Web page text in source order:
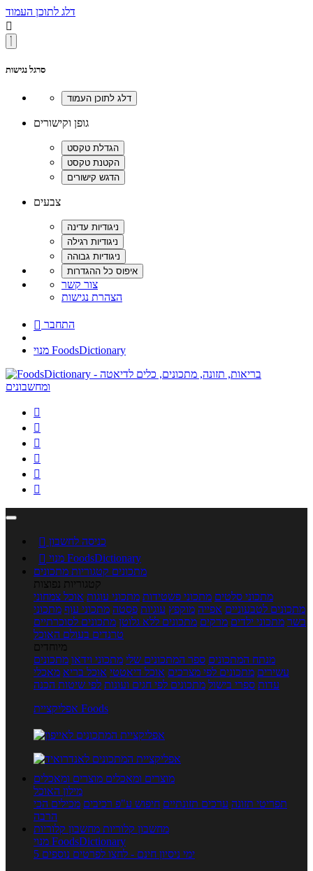
דלג לתוכן העמוד

סרגל נגישות
גופן וקישורים
צבעים
צור קשר
הצהרת נגישות
 התחבר
מנוי FoodsDictionary






 כניסה לחשבון

מנוי FoodsDictionary
מתכונים קטגוריות מתכונים
קטגוריות נפוצות
מתכוני סלטים מתכוני פשטידות מתכוני עוגות אוכל צמחוני
מתכונים לטבעוניים אפייה מוקפץ עוגיות פסטה מתכוני עוף מתכוני
בשר מתכוני ילדים מרקים מתכונים ללא גלוטן מתכונים לסוכרתיים
טרנדים בעולם האוכל
מיוחדים
מנתח המתכונים ספר המתכונים שלי מתכוני וידאו מתכונים
עשירים מתכונים לפי מצרכים אוכל דיאטטי אוכל בריא מאכלי
עדות ספרי בישול מתכונים לפי חגים ועונות לפי שיטות הכנה
אפליקציית Foods
מוצרים ומאכלים מוצרים ומאכלים
מילון האוכל
תפריטי תזונה ערכים תזונתיים חיפוש ע"פ רכיבים מכילים הכי
הרבה
מחשבון קלוריות מחשבון קלוריות
מנוי FoodsDictionary
5 ימי ניסיון חינם - לחצו לפרטים נוספים